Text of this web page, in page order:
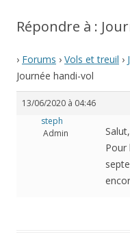
Répondre à :
› Forums › Vols et treuil ›
Journée handi-vol
13/06/2020 à 04:46
steph
Admin
Salut,
Pour